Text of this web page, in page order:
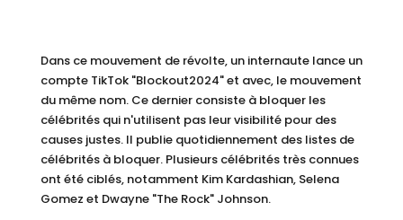
Dans ce mouvement de révolte, un internaute lance un
compte TikTok "Blockout2024" et avec, le mouvement
du même nom. Ce dernier consiste à bloquer les
célébrités qui n'utilisent pas leur visibilité pour des
causes justes. Il publie quotidiennement des listes de
célébrités à bloquer. Plusieurs célébrités très connues
ont été ciblés, notamment Kim Kardashian, Selena
Gomez et Dwayne "The Rock" Johnson.